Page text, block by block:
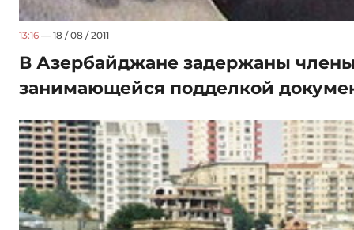
13:16 — 18 / 08 / 2011
В Азербайджане задержаны
занимающейся подделкой